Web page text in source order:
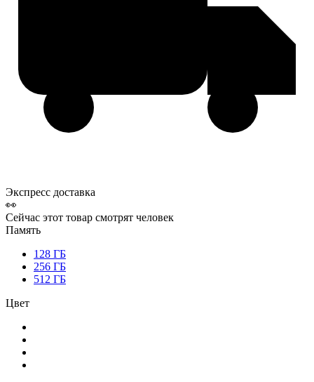
Экспресс доставка
👀
Сейчас этот товар смотрят человек
Память
128 ГБ
256 ГБ
512 ГБ
Цвет